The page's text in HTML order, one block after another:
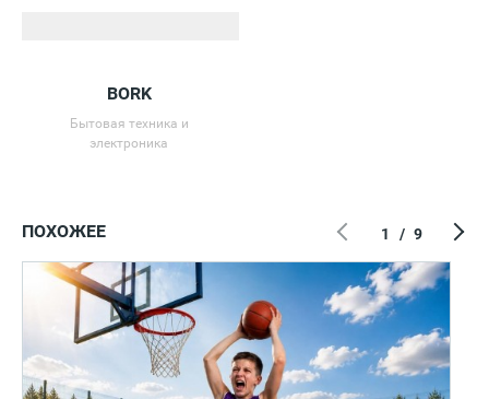
BORK
Бытовая техника и
электроника
ПОХОЖЕЕ 1 / 9